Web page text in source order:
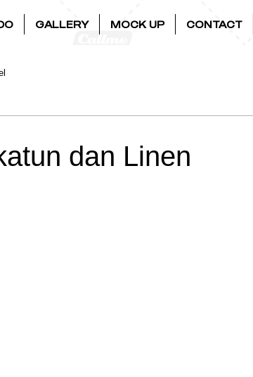
GALLERY MOCK UP CONTACT
dan Linen